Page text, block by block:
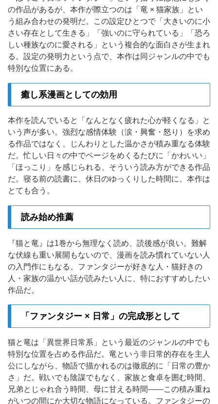
の作品があるが、本作が際立つのは「竜 × 猫家族」とい
う組み合わせの発明だ。この設定ひとつで「大きいのに小
さい存在として生きる」「強いのに守られている」「恐ろ
しい種族なのに愛される」という複合的な面白さが生まれ
る。設定の発明力という点で、本作は同ジャンルの中でも
特別な位置にある。
癒し系漫画としての効用
本作を読んでいると「なんとなく疲れた心が軽くなる」と
いう声が多い。強烈な感情体験（涙・興奮・怒り）を求め
る作品ではなく、じんわりとした温かさが積み重なる体験
だ。忙しい日々の中でページをめくるたびに「かわいい」
「ほっこり」を感じられる、そういう読み方ができる作品
だ。寝る前の読書に、休日のゆっくりした時間に、本作は
とても合う。
読み始め推薦
『猫と竜』は1巻から無理なく読め、読後感が良い。難解
な伏線も重い展開もないので、漫画を読み慣れていない人
の入門作にもなる。ファンタジーが好きな人・猫好きの
人・家族の温かい話が読みたい人に、特におすすめしたい
作品だ。
「ファンタジー × 日常」の完成形として
猫と竜は「異世界日常系」という最近のジャンルの中でも
特別な位置を占める作品だ。竜という非日常的存在を主人
公にしながら、物語で描かれるのは徹底的に「日常の豊か
さ」だ。戦いでも陰謀でもなく、家族と食卓を囲む時間、
兄弟とじゃれ合う時間、母に甘える時間——この積み重ね
がいつの間にか大切な物語になっている。ファンタジーの